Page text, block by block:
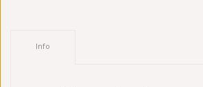
Info